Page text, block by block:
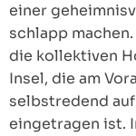
einer
schlapp
die kollektiven
Insel, die am
selbstredend
eingetragen ist.